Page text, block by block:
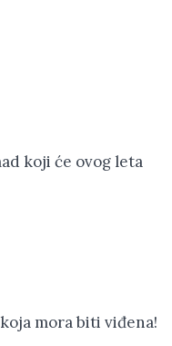
koji će ovog leta
mora biti viđena!